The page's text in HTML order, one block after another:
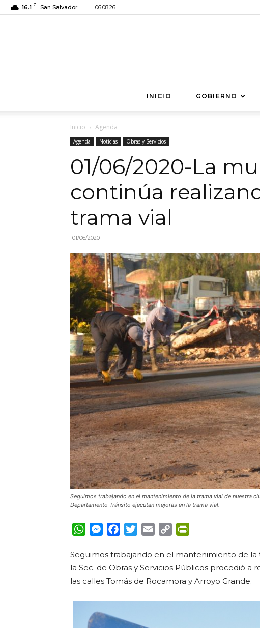
16.1 C San Salvador 06.08.26
INICIO GOBIERNO
Inicio Agenda
Agenda Noticias Obras y Servicios
01/06/2020-La
continúa
trama vial
01/06/2020
Seguimos trabajando en el mantenimiento de la trama vial de nuestra
Departamento Tránsito ejecutan mejoras en la trama vial.
WhatsApp
Messenger
FacebookTwitterEmail Copy
Seguimos trabajando en el mantenimiento de la
la Sec. de Obras y Servicios Públicos procedió
las calles Tomás de Rocamora y Arroyo Grande.